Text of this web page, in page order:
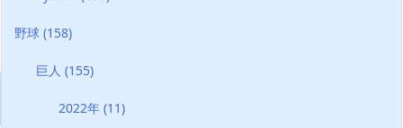
野球 (158)
巨人(155)
2022年 (11)